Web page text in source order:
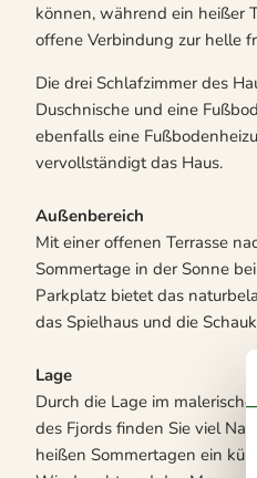
können, während ein heißer
offene Verbindung zur helle
Die drei Schlafzimmer des
Duschnische und eine
ebenfalls eine
vervollständigt das Haus.
Außenbereich
Mit einer offenen Terrasse
Sommertage in der Sonne
Parkplatz bietet das
das Spielhaus und die
Lage
Durch die Lage im
des Fjords finden Sie viel
heißen Sommertagen ein